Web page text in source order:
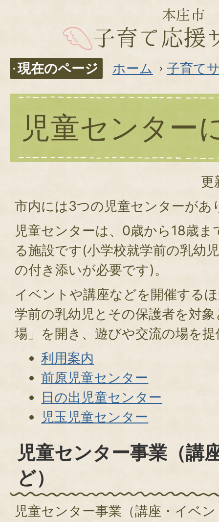
現在のページ ホーム 子育て
児童センター
更
市内には3つの児童センターがあ
児童センターは、0歳から18歳
る施設です(小学校就学前の乳幼
の付き添いが必要です)。
イベントや講座などを開催する
学前の乳幼児とその保護者を対
場」を開き、遊びや交流の場を
利用案内
前原児童センター
日の出児童センター
児玉児童センター
児童センター事業（講
ど）
児童センター事業（講座・イベ